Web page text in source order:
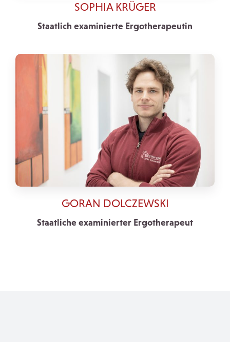
SOPHIA KRÜGER
Staatlich examinierte Ergotherapeutin
GORAN DOLCZEWSKI
Staatliche examinierter Ergotherapeut